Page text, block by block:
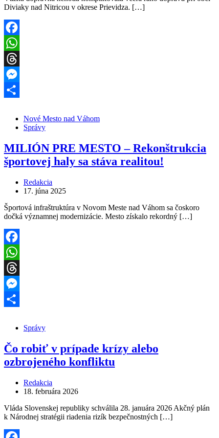
Diviaky nad Nitricou v okrese Prievidza. […]
Facebook
WhatsApp
Threads
Messenger
Nové Mesto nad Váhom
Správy
MILIÓN PRE MESTO – Rekonštrukcia
športovej haly sa stáva realitou!
Redakcia
17. júna 2025
Športová infraštruktúra v Novom Meste nad Váhom sa čoskoro
dočká významnej modernizácie. Mesto získalo rekordný […]
Facebook
WhatsApp
Threads
Messenger
Správy
Čo robiť v prípade krízy alebo
ozbrojeného konfliktu
Redakcia
18. februára 2026
Vláda Slovenskej republiky schválila 28. januára 2026 Akčný plán
k Národnej stratégii riadenia rizík bezpečnostných […]